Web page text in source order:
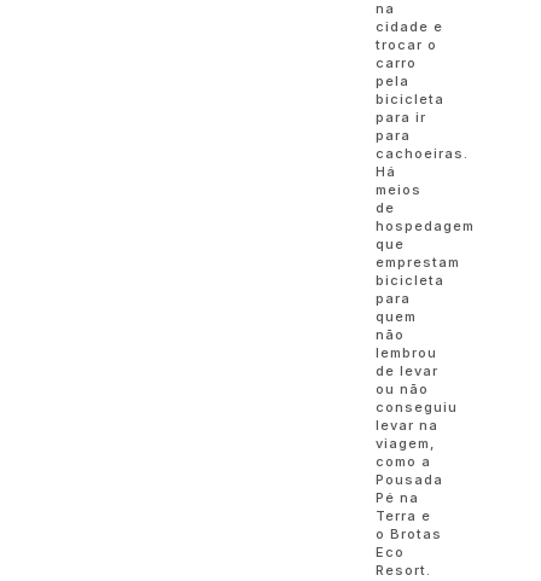
na
cidade e
trocar o
carro
pela
bicicleta
para ir
para
cachoeiras.
Há
meios
de
hospedagem
que
emprestam
bicicleta
para
quem
não
lembrou
de levar
ou não
conseguiu
levar na
viagem,
como a
Pousada
Pé na
Terra e
o Brotas
Eco
Resort.